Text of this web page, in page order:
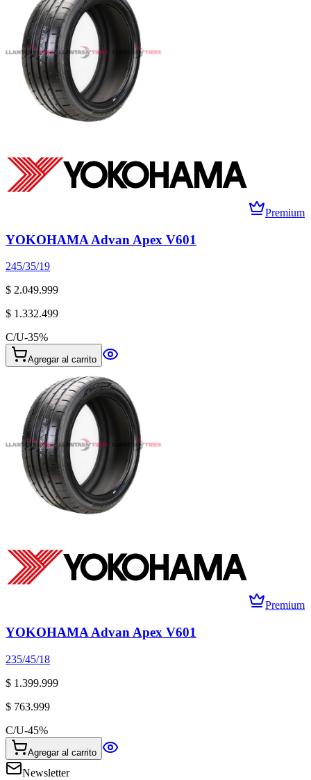
Premium
YOKOHAMA Advan Apex V601
245/35/19
$ 2.049.999
$ 1.332.499
C/U-35%
Agregar al carrito
Premium
YOKOHAMA Advan Apex V601
235/45/18
$ 1.399.999
$ 763.999
C/U-45%
Agregar al carrito
Newsletter